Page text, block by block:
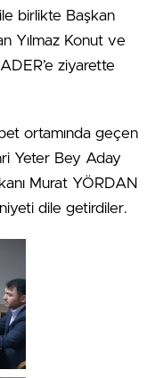
birlikte Başkan
Yılmaz Konut ve
ziyarette
ortamında geçen
Yeter Bey Aday
Murat YÖRDAN
dile getirdiler.